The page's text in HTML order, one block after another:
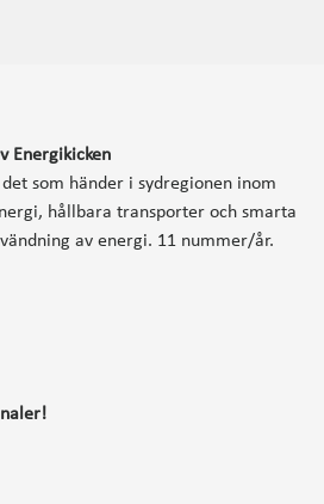
Energikicken
som händer i sydregionen inom
hållbara transporter och smarta
av energi. 11 nummer/år.